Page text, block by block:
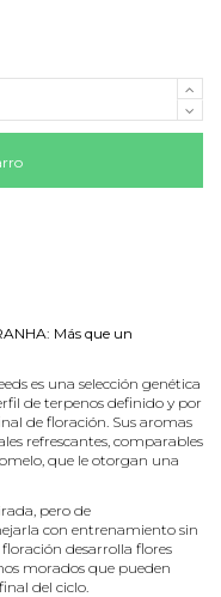
Más que un
es una selección genética
de terpenos definido y por
de floración. Sus aromas
refrescantes, comparables
que le otorgan una
pero de
con entrenamiento sin
desarrolla flores
morados que pueden
del ciclo.